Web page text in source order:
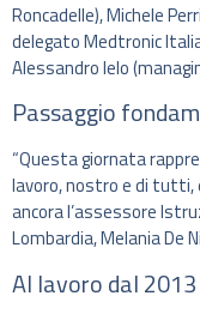
Roncadelle), Michele
delegato Medtronic
Alessandro Ielo
Passaggio
“Questa giornata
lavoro, nostro e di tutti,
ancora l’assessore
Lombardia, Melania De
Al lavoro dal 2013